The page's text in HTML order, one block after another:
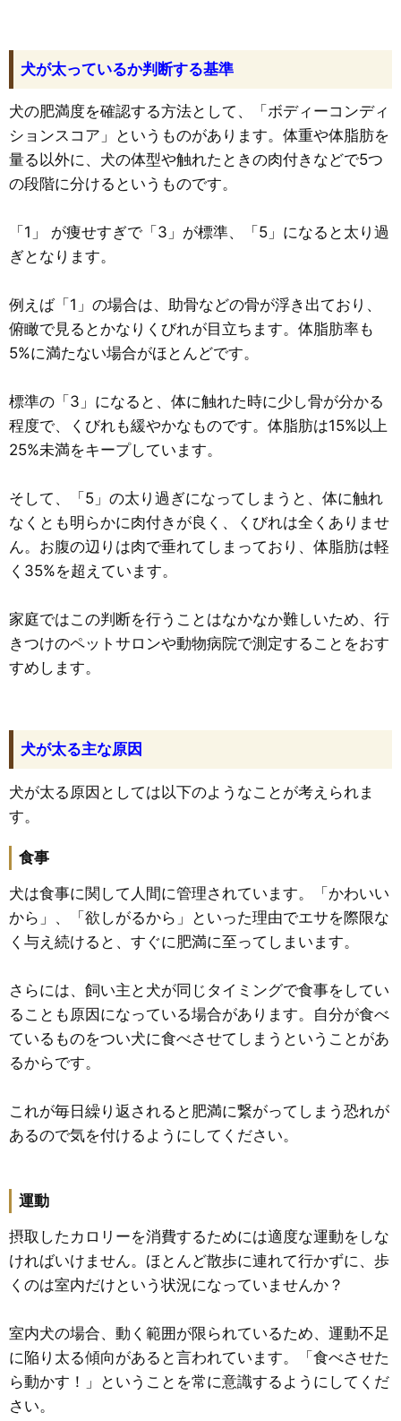
犬が太っているか判断する基準
犬の肥満度を確認する方法として、「ボディーコンディ
ションスコア」というものがあります。体重や体脂肪を
量る以外に、犬の体型や触れたときの肉付きなどで5つ
の段階に分けるというものです。
「1」 が痩せすぎで「3」が標準、「5」になると太り過
ぎとなります。
例えば「1」の場合は、助骨などの骨が浮き出ており、
俯瞰で見るとかなりくびれが目立ちます。体脂肪率も
5%に満たない場合がほとんどです。
標準の「3」になると、体に触れた時に少し骨が分かる
程度で、くびれも緩やかなものです。体脂肪は15%以上
25%未満をキープしています。
そして、「5」の太り過ぎになってしまうと、体に触れ
なくとも明らかに肉付きが良く、くびれは全くありませ
ん。お腹の辺りは肉で垂れてしまっており、体脂肪は軽
く35%を超えています。
家庭ではこの判断を行うことはなかなか難しいため、行
きつけのペットサロンや動物病院で測定することをおす
すめします。
犬が太る主な原因
犬が太る原因としては以下のようなことが考えられま
す。
食事
犬は食事に関して人間に管理されています。「かわいい
から」、「欲しがるから」といった理由でエサを際限な
く与え続けると、すぐに肥満に至ってしまいます。
さらには、飼い主と犬が同じタイミングで食事をしてい
ることも原因になっている場合があります。自分が食べ
ているものをつい犬に食べさせてしまうということがあ
るからです。
これが毎日繰り返されると肥満に繋がってしまう恐れが
あるので気を付けるようにしてください。
運動
摂取したカロリーを消費するためには適度な運動をしな
ければいけません。ほとんど散歩に連れて行かずに、歩
くのは室内だけという状況になっていませんか？
室内犬の場合、動く範囲が限られているため、運動不足
に陥り太る傾向があると言われています。「食べさせた
ら動かす！」ということを常に意識するようにしてくだ
さい。